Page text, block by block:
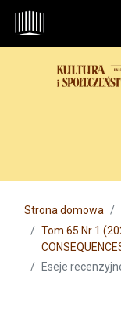
Przejdź do
Przejdź do sekcji
Przejdź do stopki
Main
Strona domowa
Tom 65 Nr 1
Eseje